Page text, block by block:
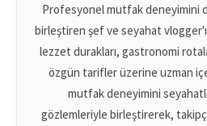
Profesyonel mutfak deneyimini
birleştiren şef ve seyahat
lezzet durakları, gastronomi
özgün tarifler üzerine uzman
mutfak deneyimini
gözlemleriyle birleştirerek,